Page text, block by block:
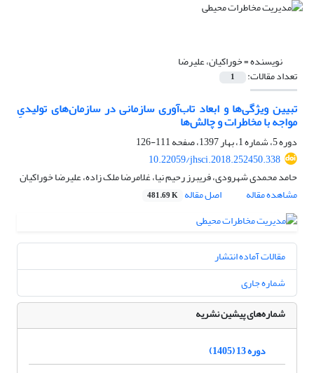
نویسنده =خوراکیان، علیرضا
تعداد مقالات: 1
تبیین ویژگی‌ها و ابعاد تاب‌آوری سازمانی در سازمان‌های تولیدیِ
مواجه با مخاطرات و چالش‌ها
دوره 5، شماره 1، بهار 1397، صفحه
111-126
10.22059/jhsci.2018.252450.338
حامد محمدی شهرودی، فریبرز رحیم نیا، غلامرضا ملک زاده، علیرضا خوراکیان
مشاهده مقاله
اصل مقاله 481.69 K
مقالات آماده انتشار
شماره جاری
شماره‌های پیشین نشریه
دوره 13 (1405)